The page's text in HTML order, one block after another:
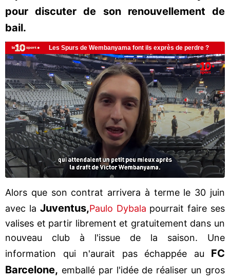
pour discuter de son renouvellement de
bail.
Alors que son contrat arrivera à terme le 30 juin
avec la Juventus,Paulo Dybala pourrait faire ses
valises et partir librement et gratuitement dans un
nouveau club à l'issue de la saison. Une
information qui n'aurait pas échappée au FC
Barcelone, emballé par l'idée de réaliser un gros